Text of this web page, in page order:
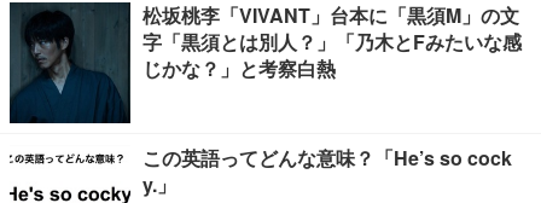
松坂桃李「VIVANT」台本に「黒須M」の文
字「黒須とは別人？」「乃木とFみたいな感
じかな？」と考察白熱
この英語ってどんな意味？「He’s so cock
y.」